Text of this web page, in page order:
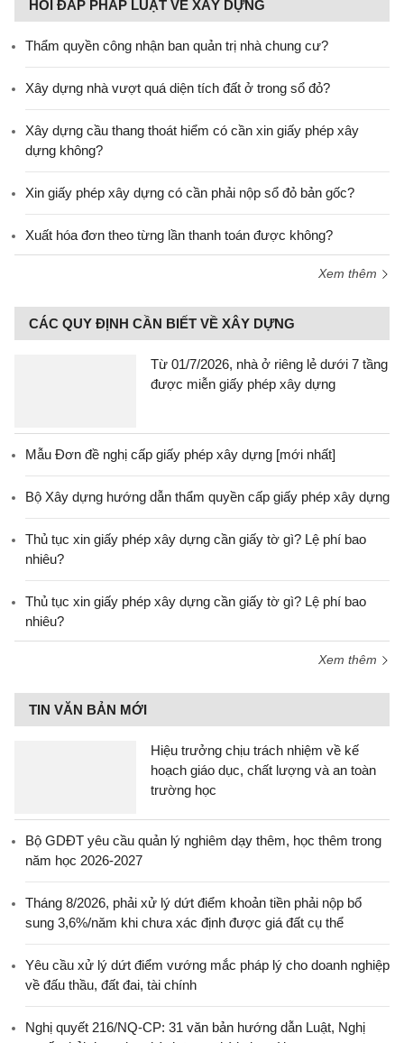
HỎI ĐÁP PHÁP LUẬT VỀ XÂY DỰNG
Thẩm quyền công nhận ban quản trị nhà chung cư?
Xây dựng nhà vượt quá diện tích đất ở trong sổ đỏ?
Xây dựng cầu thang thoát hiểm có cần xin giấy phép xây
dựng không?
Xin giấy phép xây dựng có cần phải nộp sổ đỏ bản gốc?
Xuất hóa đơn theo từng lần thanh toán được không?
Xem thêm
CÁC QUY ĐỊNH CẦN BIẾT VỀ XÂY DỰNG
Từ 01/7/2026, nhà ở riêng lẻ dưới 7 tầng
được miễn giấy phép xây dựng
Mẫu Đơn đề nghị cấp giấy phép xây dựng [mới nhất]
Bộ Xây dựng hướng dẫn thẩm quyền cấp giấy phép xây dựng
Thủ tục xin giấy phép xây dựng cần giấy tờ gì? Lệ phí bao
nhiêu?
Thủ tục xin giấy phép xây dựng cần giấy tờ gì? Lệ phí bao
nhiêu?
Xem thêm
TIN VĂN BẢN MỚI
Hiệu trưởng chịu trách nhiệm về kế
hoạch giáo dục, chất lượng và an toàn
trường học
Bộ GDĐT yêu cầu quản lý nghiêm dạy thêm, học thêm trong
năm học 2026-2027
Tháng 8/2026, phải xử lý dứt điểm khoản tiền phải nộp bổ
sung 3,6%/năm khi chưa xác định được giá đất cụ thể
Yêu cầu xử lý dứt điểm vướng mắc pháp lý cho doanh nghiệp
về đấu thầu, đất đai, tài chính
Nghị quyết 216/NQ-CP: 31 văn bản hướng dẫn Luật, Nghị